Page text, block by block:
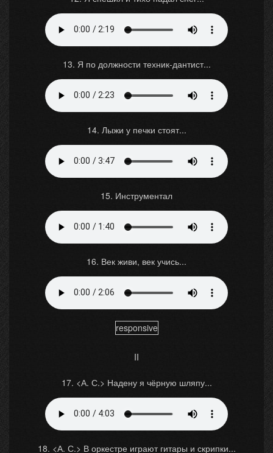
13. Я по должности техник-дантист...
14. Лыжи у печки стоят...
15. Инструментал
16. Век живи, век учись...
responsive
II
17. <А. С.> Надену я чёрную шляпу...
18. <А. С.> В оркестре играют гитары и скрипки...